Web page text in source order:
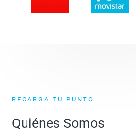
RECARGA TU PUNTO
Quiénes Somos